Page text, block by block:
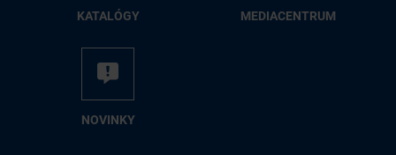
KA­TA­LÓ­GY ME­DIA­CEN­TRUM
NO­VIN­KY